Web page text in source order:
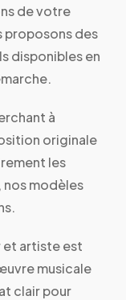
de votre
proposons des
disponibles en
à
originale
les
nos modèles
artiste est
musicale
clair pour